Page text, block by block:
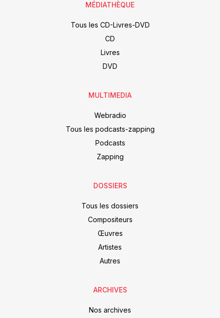
MÉDIATHÈQUE
Tous les CD-Livres-DVD
CD
Livres
DVD
MULTIMEDIA
Webradio
Tous les podcasts-zapping
Podcasts
Zapping
DOSSIERS
Tous les dossiers
Compositeurs
Œuvres
Artistes
Autres
ARCHIVES
Nos archives